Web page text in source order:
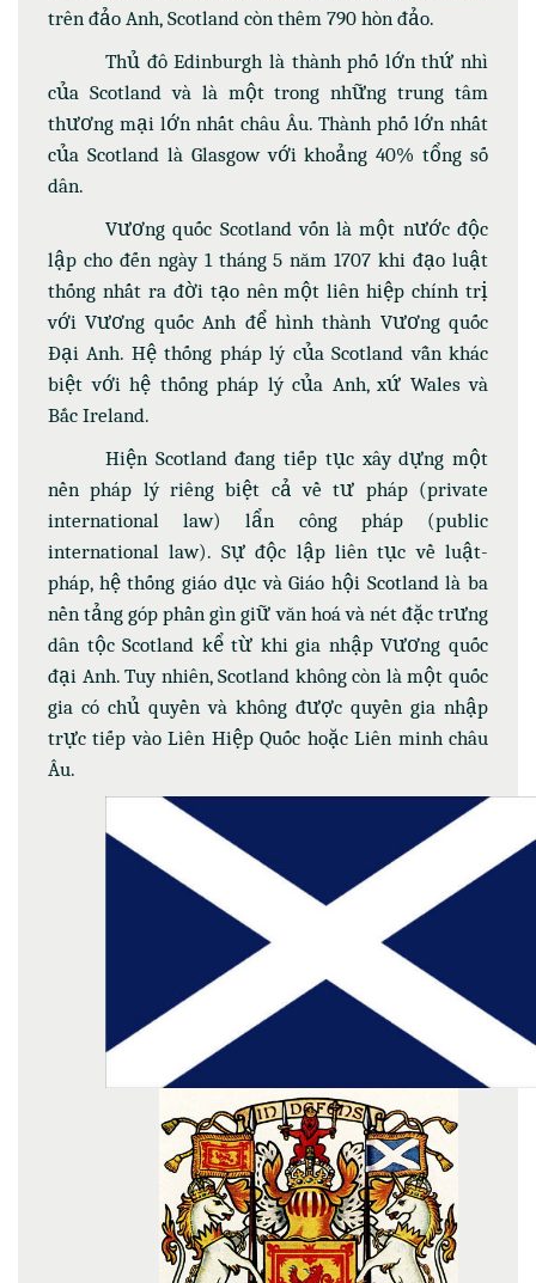
trên đảo Anh, Scotland còn thêm 790 hòn đảo.
Thủ đô Edinburgh là thành phố lớn thứ nhì
của Scotland và là một trong những trung tâm
thương mại lớn nhất châu Âu. Thành phố lớn nhất
của Scotland là Glasgow với khoảng 40% tổng số
dân.
Vương quốc Scotland vốn là một nước độc
lập cho đến ngày 1 tháng 5 năm 1707 khi đạo luật
thống nhất ra đời tạo nên một liên hiệp chính trị
với Vương quốc Anh để hình thành Vương quốc
Đại Anh. Hệ thống pháp lý của Scotland vẫn khác
biệt với hệ thống pháp lý của Anh, xứ Wales và
Bắc Ireland.
Hiện Scotland đang tiếp tục xây dựng một
nền pháp lý riêng biệt cả về tư pháp (private
international law) lẩn công pháp (public
international law). Sự độc lập liên tục về luật-
pháp, hệ thống giáo dục và Giáo hội Scotland là ba
nền tảng góp phần gìn giữ văn hoá và nét đặc trưng
dân tộc Scotland kể từ khi gia nhập Vương quốc
đại Anh. Tuy nhiên, Scotland không còn là một quốc
gia có chủ quyền và không được quyền gia nhập
trực tiếp vào Liên Hiệp Quốc hoặc Liên minh châu
Âu.